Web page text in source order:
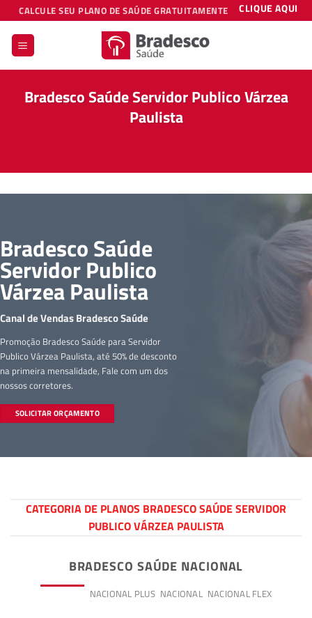
Skip
to
content
CALCULE SEU PLANO DE SAÚDE GRATUITAMENTE CLIQUE AQUI
Bradesco Saúde Servidor Publico Várzea
Paulista
Bradesco Saúde
Servidor Publico
Várzea Paulista
Canal de Vendas Bradesco Saúde
Promoção Bradesco Saúde para Servidor
Publico Várzea Paulista, até 50% de desconto
na primeira mensalidade, Fale com um dos
nossos corretores.
SOLICITAR ORÇAMENTO
CATEGORIA DE PLANOS BRADESCO SAÚDE SERVIDOR
PUBLICO VÁRZEA PAULISTA
BRADESCO SAÚDE NACIONAL
NACIONAL PLUS NACIONAL NACIONAL FLEX